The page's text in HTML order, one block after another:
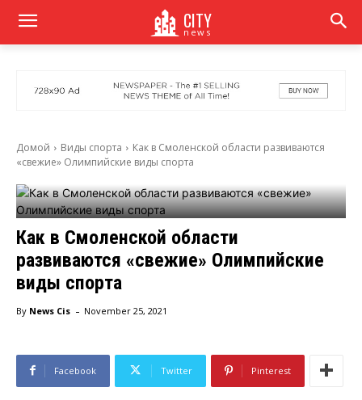
CITY
news
Домой Виды спорта
Как в Смоленской области развиваются
«свежие» Олимпийские виды спорта
Как в Смоленской области
развиваются «свежие» Олимпийские
виды спорта
By News Cis - November 25, 2021
Facebook Twitter Pinterest